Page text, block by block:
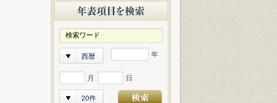
西暦 年
月 日
20件